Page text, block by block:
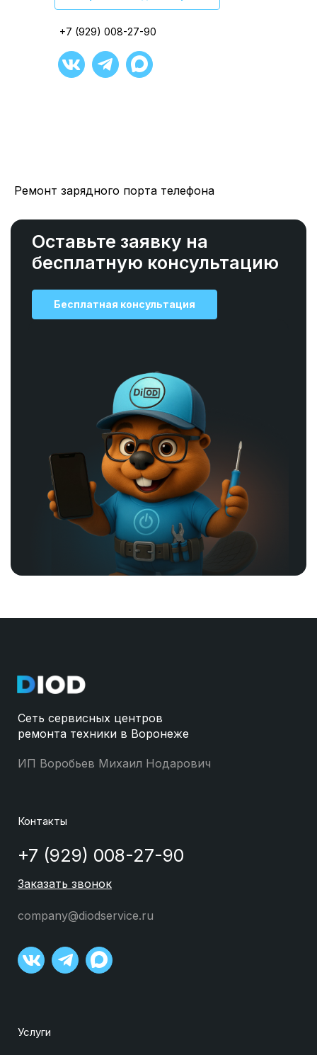
+7 (929) 008-27-90
+7 (929) 008-27-90
+7 (929) 008-27-90
+7 (929) 008-27-90
+7 (929) 008-27-90
Ремонт зарядного порта телефона
Оставьте заявку на
бесплатную консультацию
Бесплатная консультация
Сеть сервисных центров
ремонта техники в Воронеже
ИП Воробьев Михаил Нодарович
Контакты
+7 (929) 008-27-90
Заказать звонок
company@diodservice.ru
Услуги